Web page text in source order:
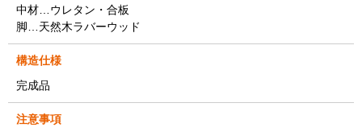
中材…ウレタン・合板
脚…天然木ラバーウッド
構造仕様
完成品
注意事項